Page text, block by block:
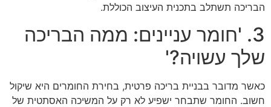
הבריכה תשתלב בתכנית העיצוב הכוללת.
3. 'חומר עניינים: ממה הבריכה
שלך עשויה?'
כאשר מדובר בבניית בריכה פרטית, בחירת החומרים היא שיקול
חשוב. החומר שתבחר ישפיע לא רק על המשיכה האסתטית של